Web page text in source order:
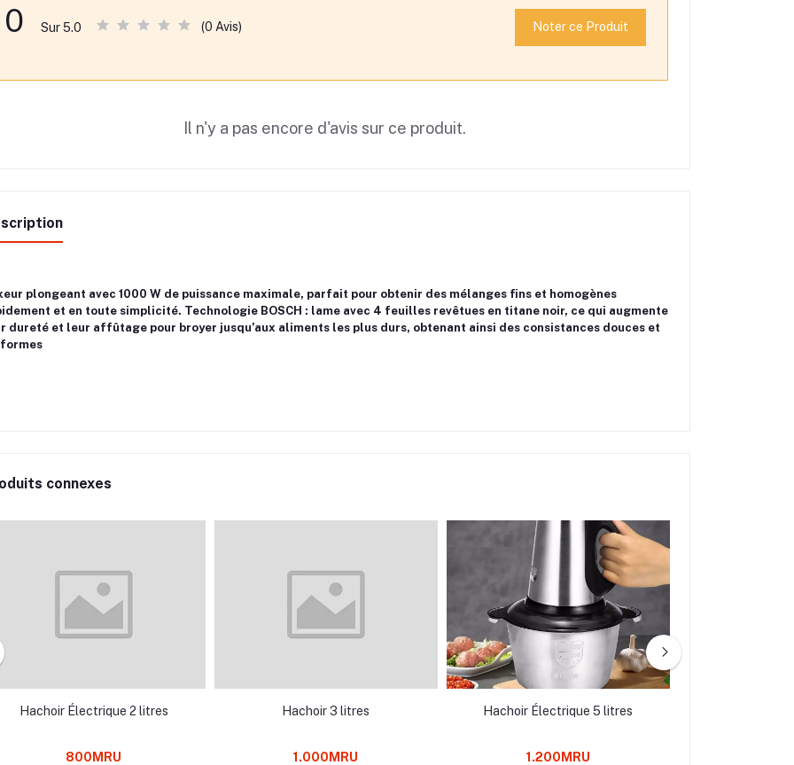
0 Sur 5.0 (0 Avis) Noter ce Produit
Il n'y a pas encore d'avis sur ce produit.
plongeant avec 1000 W de puissance maximale, parfait pour obtenir des mélanges fins et homogènes
et en toute simplicité. Technologie BOSCH : lame avec 4 feuilles revêtues en titane noir, ce qui augmente
dureté et leur affûtage pour broyer jusqu’aux aliments les plus durs, obtenant ainsi des consistances douces et
connexes
Hachoir Électrique 2 litres
800MRU
Hachoir 3 litres
1.000MRU
Hachoir Électrique 5 litres
1.200MRU